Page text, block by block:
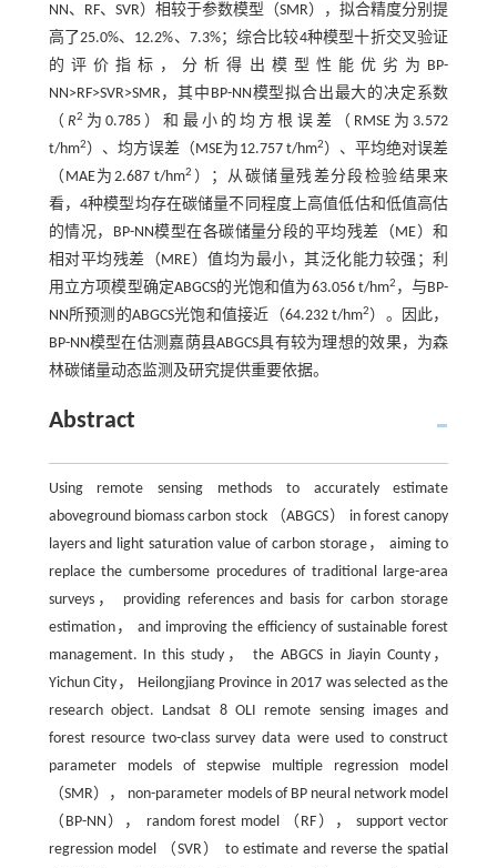
NN、RF、SVR）相较于参数模型（SMR），拟合精度分别提
高了25.0%、12.2%、7.3%；综合比较4种模型十折交叉验证
的评价指标，分析得出模型性能优劣为BP-
NN>RF>SVR>SMR，其中BP-NN模型拟合出最大的决定系数
（ R2 为0.785）和最小的均方根误差（RMSE为3.572
t/hm2）、均方误差（MSE为12.757 t/hm2）、平均绝对误差
（MAE为2.687 t/hm2 ）；从碳储量残差分段检验结果来
看，4种模型均存在碳储量不同程度上高值低估和低值高估
的情况，BP-NN模型在各碳储量分段的平均残差（ME）和
相对平均残差（MRE）值均为最小，其泛化能力较强；利
用立方项模型确定ABGCS的光饱和值为63.056 t/hm2 ，与BP-
NN所预测的ABGCS光饱和值接近（64.232 t/hm2）。因此，
BP-NN模型在估测嘉荫县ABGCS具有较为理想的效果，为森
林碳储量动态监测及研究提供重要依据。
Abstract
Using remote sensing methods to accurately estimate
aboveground biomass carbon stock （ABGCS） in forest canopy
layers and light saturation value of carbon storage， aiming to
replace the cumbersome procedures of traditional large-area
surveys， providing references and basis for carbon storage
estimation， and improving the efficiency of sustainable forest
management. In this study， the ABGCS in Jiayin County，
Yichun City， Heilongjiang Province in 2017 was selected as the
research object. Landsat 8 OLI remote sensing images and
forest resource two-class survey data were used to construct
parameter models of stepwise multiple regression model
（SMR）， non-parameter models of BP neural network model
（BP-NN）， random forest model （RF）， support vector
regression model （SVR） to estimate and reverse the spatial